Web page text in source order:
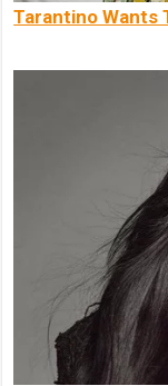
Tarantino Wants